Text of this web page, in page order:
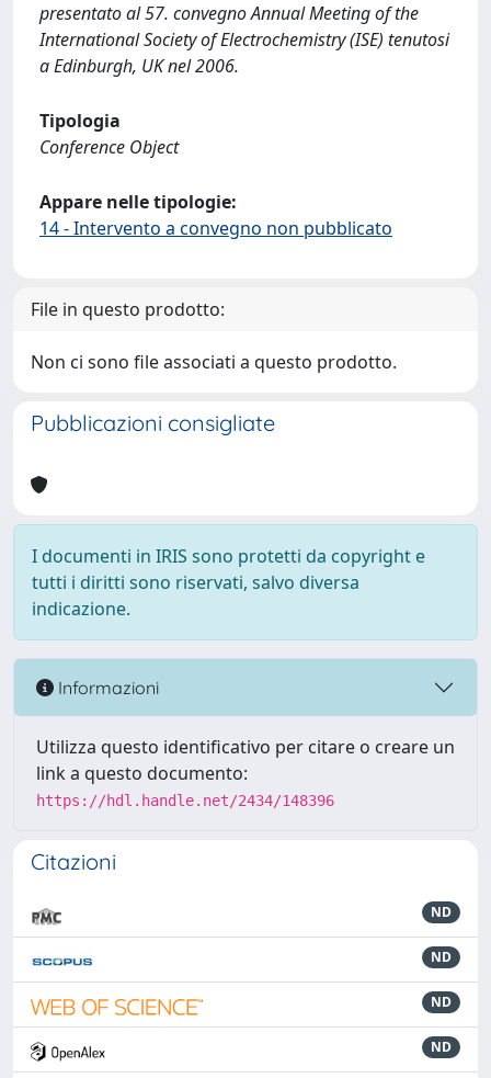
presentato al 57. convegno Annual Meeting of the
International Society of Electrochemistry (ISE) tenutosi
a Edinburgh, UK nel 2006.
Tipologia
Conference Object
Appare nelle tipologie:
14 - Intervento a convegno non pubblicato
File in questo prodotto:
Non ci sono file associati a questo prodotto.
Pubblicazioni consigliate
I documenti in IRIS sono protetti da copyright e
tutti i diritti sono riservati, salvo diversa
indicazione.
Informazioni
Utilizza questo identificativo per citare o creare un
link a questo documento:
https://hdl.handle.net/2434/148396
Citazioni
ND
ND
ND
ND